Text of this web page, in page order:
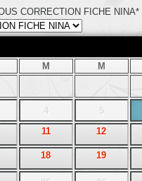
CORRECTION FICHE NINA*
M M
4 5
11 12
18 19